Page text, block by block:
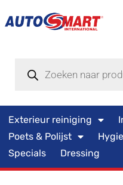
Exterieur reiniging
Poets & Polijst
Specials
Dressing